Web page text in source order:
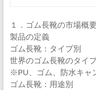
１．ゴム長靴の市場概
製品の定義
ゴム長靴：タイプ別
世界のゴム長靴のタイ
※PU、ゴム、防水キャ
ゴム長靴：用途別